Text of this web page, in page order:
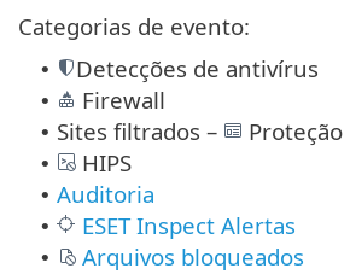
Categorias de evento:
• Detecções de antivírus
• Firewall
• Sites filtrados –
• HIPS
• Auditoria
• ESET Inspect Alertas
•
Arquivos bloqueados